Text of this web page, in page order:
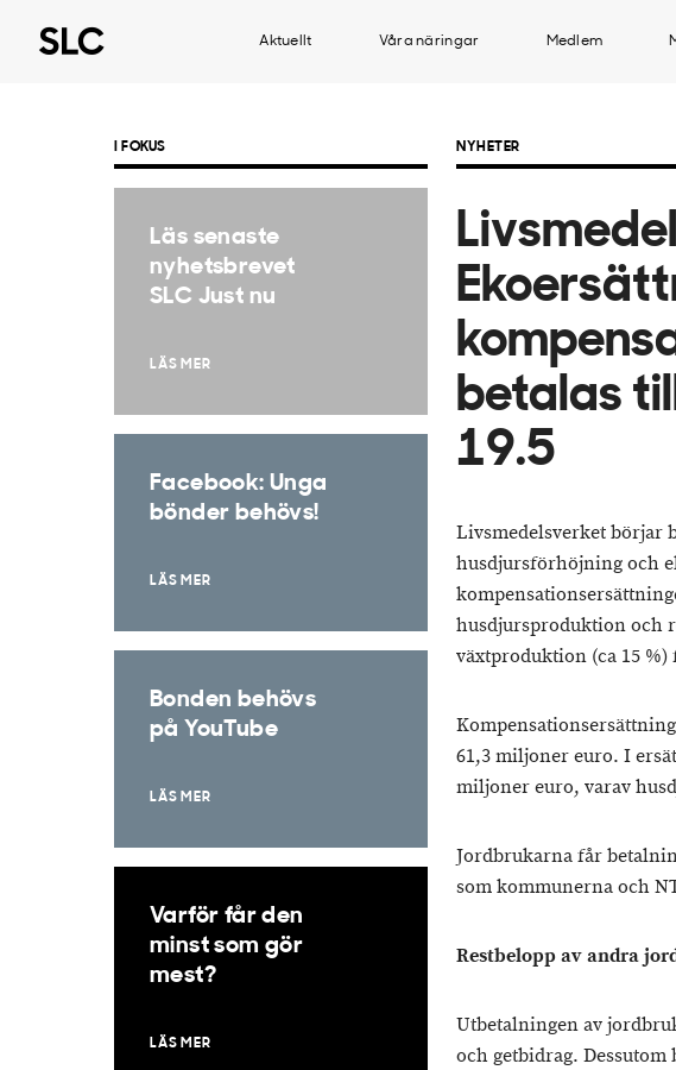
Aktuellt Våra näringar Medlem
NYHETER
betalas
19.5
Livsmedelsverket börjar
husdjursförhöjning och
husdjursproduktion och
växtproduktion (ca 15 %)
61,3 miljoner euro. I
miljoner euro, varav
Jordbrukarna får
som kommunerna och
Restbelopp av andra
Utbetalningen av
och getbidrag.
I FOKUS
Läs senaste
nyhetsbrevet
SLC Just nu
LÄS MER
Facebook: Unga
bönder behövs!
LÄS MER
Bonden behövs
på YouTube
LÄS MER
Varför får den
minst som gör
mest?
LÄS MER